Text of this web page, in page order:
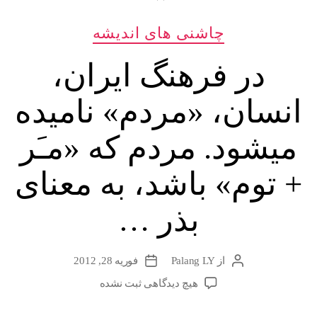
سکولار
ایران
گسترش
می
یابد”
دسته‌ها
چاشنی های اندیشه
در فرهنگ ایران،
انسان، «مردم» نامیده
میشود. مردم که «مـَر
+ توم» باشد، به معنای
بذر …
نویسندهٔ
نوشته
ازPalang LY
تاریخفوریه 28, 2012
هیچ دیدگاهیبرای
ثبت نشده